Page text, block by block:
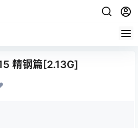
精钢篇[2.13G]